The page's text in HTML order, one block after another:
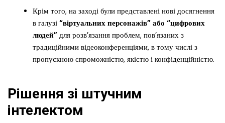
Крім того, на заході були представлені нові досягнення
в галузі “віртуальних персонажів” або “цифрових
людей” для розв’язання проблем, пов’язаних з
традиційними відеоконференціями, в тому числі з
пропускною спроможністю, якістю і конфіденційністю.
Рішення зі штучним
інтелектом